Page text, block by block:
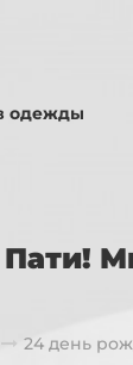
одежды
24 день